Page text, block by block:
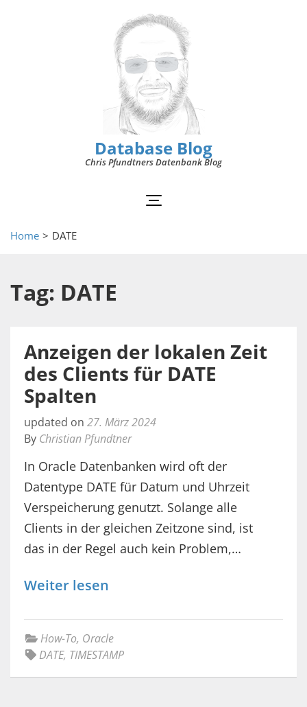
Database Blog
Chris Pfundtners Datenbank Blog
Home > DATE
Tag: DATE
Anzeigen der lokalen Zeit
des Clients für DATE
Spalten
updated on 27. März 2024
By Christian Pfundtner
In Oracle Datenbanken wird oft der
Datentype DATE für Datum und Uhrzeit
Verspeicherung genutzt. Solange alle
Clients in der gleichen Zeitzone sind, ist
das in der Regel auch kein Problem,…
Weiter lesen
How-To, Oracle
DATE, TIMESTAMP